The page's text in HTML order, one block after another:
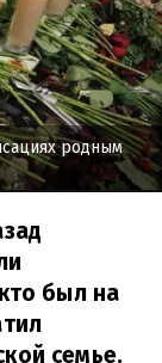
родным
был на
семье.